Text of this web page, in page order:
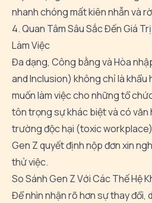
nhanh chóng mất kiên nhẫn và
4. Quan Tâm Sâu Sắc Đến Giá
Làm Việc
Đa dạng, Công bằng và Hòa
and Inclusion) không chỉ là khẩu
muốn làm việc cho những tổ
tôn trọng sự khác biệt và có văn
trường độc hại (toxic workplace)
Gen Z quyết định nộp đơn xin
thử việc.
So Sánh Gen Z Với Các Thế Hệ
Để nhìn nhận rõ hơn sự thay đổi,